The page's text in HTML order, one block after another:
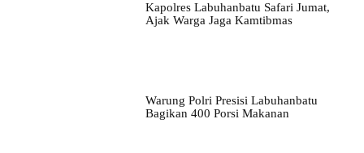
Kapolres Labuhanbatu Safari Jumat,
Ajak Warga Jaga Kamtibmas
Warung Polri Presisi Labuhanbatu
Bagikan 400 Porsi Makanan